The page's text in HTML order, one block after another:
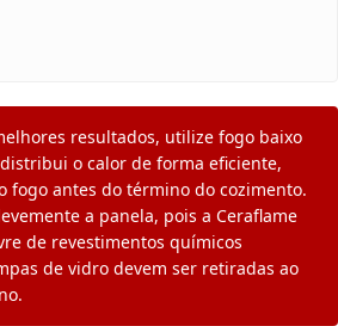
resultados, utilize fogo baixo
o calor de forma eficiente,
fogo antes do término do cozimento.
a panela, pois a Ceraflame
de revestimentos químicos
de vidro devem ser retiradas ao